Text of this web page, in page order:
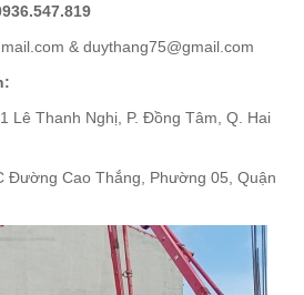
& duythang75@gmail.com
Lê Thanh Nghị, P. Đồng Tâm, Q. Hai
Đường Cao Thắng, Phường 05, Quận